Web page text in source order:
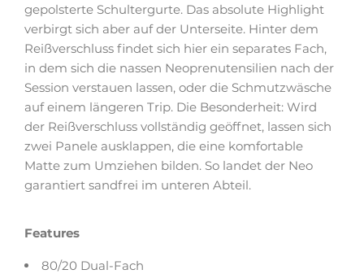
gepolsterte Schultergurte. Das absolute Highlight
verbirgt sich aber auf der Unterseite. Hinter dem
Reißverschluss findet sich hier ein separates Fach,
in dem sich die nassen Neoprenutensilien nach der
Session verstauen lassen, oder die Schmutzwäsche
auf einem längeren Trip. Die Besonderheit: Wird
der Reißverschluss vollständig geöffnet, lassen sich
zwei Panele ausklappen, die eine komfortable
Matte zum Umziehen bilden. So landet der Neo
garantiert sandfrei im unteren Abteil.
Features
80/20 Dual-Fach